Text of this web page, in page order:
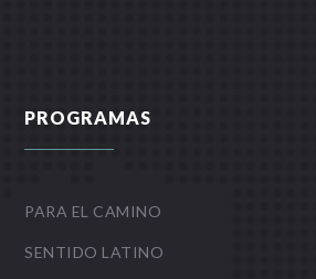
PROGRAMAS
PARA EL CAMINO
SENTIDO LATINO